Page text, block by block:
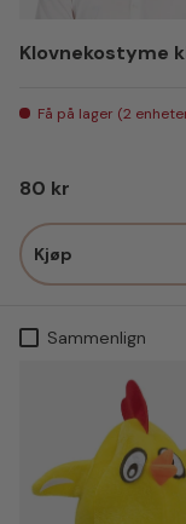
Klovnekostyme
Få på lager (2
Vanlig pris
80 kr
Kjøp
Sammenlign